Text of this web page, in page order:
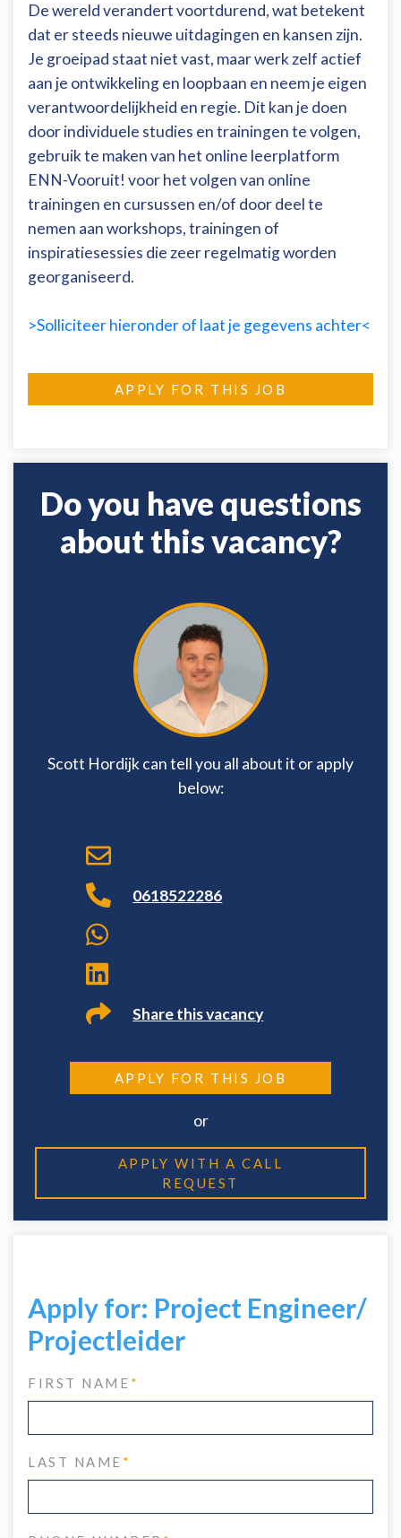
De wereld verandert voortdurend, wat betekent
dat er steeds nieuwe uitdagingen en kansen zijn.
Je groeipad staat niet vast, maar werk zelf actief
aan je ontwikkeling en loopbaan en neem je eigen
verantwoordelijkheid en regie. Dit kan je doen
door individuele studies en trainingen te volgen,
gebruik te maken van het online leerplatform
ENN-Vooruit! voor het volgen van online
trainingen en cursussen en/of door deel te
nemen aan workshops, trainingen of
inspiratiesessies die zeer regelmatig worden
georganiseerd.
>Solliciteer hieronder of laat je gegevens achter<
APPLY FOR THIS JOB
Do you have questions
about this vacancy?
Scott Hordijk can tell you all about it or apply
below:
0618522286
Share this vacancy
APPLY FOR THIS JOB
or
APPLY WITH A CALL
REQUEST
Apply for: Project Engineer/
Projectleider
FIRST NAME *
LAST NAME *